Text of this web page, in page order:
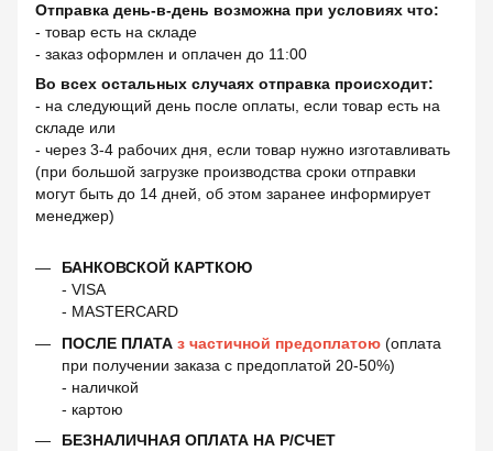
Отправка день-в-день возможна при условиях что:
- товар есть на складе
- заказ оформлен и оплачен до 11:00
Во всех остальных случаях отправка происходит:
- на следующий день после оплаты, если товар есть на
складе или
- через 3-4 рабочих дня, если товар нужно изготавливать
(при большой загрузке производства сроки отправки
могут быть до 14 дней, об этом заранее информирует
менеджер)
БАНКОВСКОЙ КАРТКОЮ
- VISA
- MASTERCARD
ПОСЛЕ ПЛАТА з частичной предоплатою (оплата
при получении заказа с предоплатой 20-50%)
- наличкой
- картою
БЕЗНАЛИЧНАЯ ОПЛАТА НА Р/СЧЕТ